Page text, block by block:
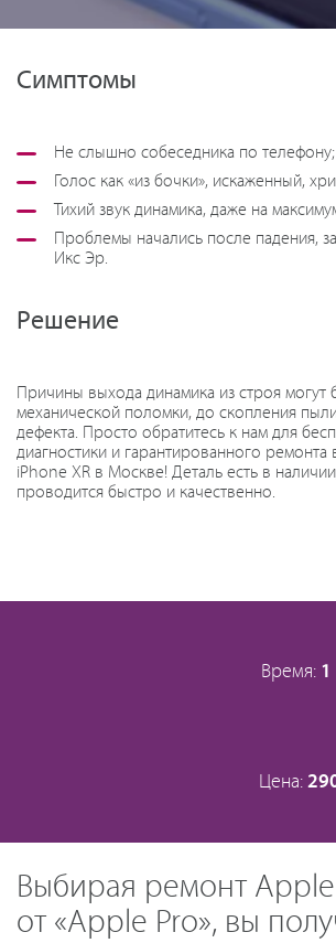
Симптомы
Не слышно собеседника по телефону;
Голос как «из бочки», искаженный,
Тихий звук динамика, даже на
Проблемы начались после падения,
Икс Эр.
Решение
Причины выхода динамика из строя могут
механической поломки, до скопления
дефекта. Просто обратитесь к нам для
диагностики и гарантированного ремонта
iPhone XR в Москве! Деталь есть в
проводится быстро и качественно.
Время: 1
Цена:
Выбирая ремонт
от «Apple Pro», вы